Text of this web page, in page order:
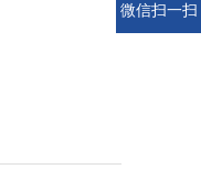
微信扫一扫